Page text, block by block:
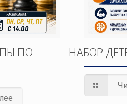
ПО
НАБОР